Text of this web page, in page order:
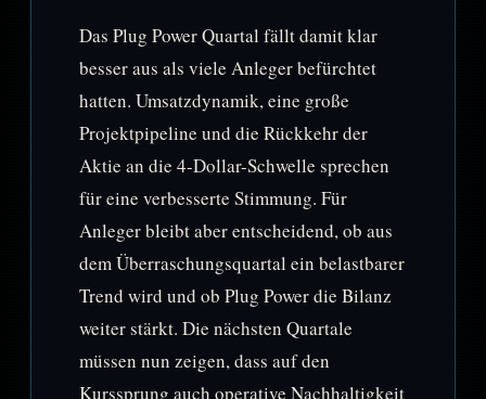
Das Plug Power Quartal fällt damit klar
besser aus als viele Anleger befürchtet
hatten. Umsatzdynamik, eine große
Projektpipeline und die Rückkehr der
Aktie an die 4-Dollar-Schwelle sprechen
für eine verbesserte Stimmung. Für
Anleger bleibt aber entscheidend, ob aus
dem Überraschungsquartal ein belastbarer
Trend wird und ob Plug Power die Bilanz
weiter stärkt. Die nächsten Quartale
müssen nun zeigen, dass auf den
Kurssprung auch operative Nachhaltigkeit